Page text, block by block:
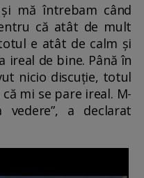
mă întrebam când
că atât de mult
e atât de calm și
ireal de bine. Până în
nicio discuție, totul
mi se pare ireal. M-
a declarat